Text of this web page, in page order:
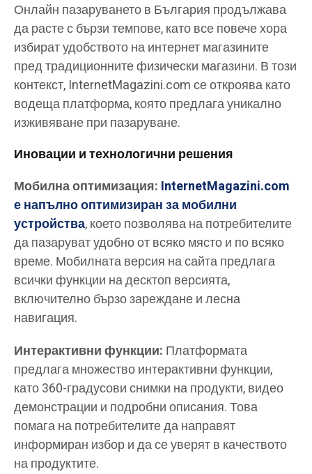
Онлайн пазаруването в България продължава
да расте с бързи темпове, като все повече хора
избират удобството на интернет магазините
пред традиционните физически магазини. В този
контекст, InternetMagazini.com се откроява като
водеща платформа, която предлага уникално
изживяване при пазаруване.
Иновации и технологични решения
Мобилна оптимизация: InternetMagazini.com
е напълно оптимизиран за мобилни
устройства, което позволява на потребителите
да пазаруват удобно от всяко място и по всяко
време. Мобилната версия на сайта предлага
всички функции на десктоп версията,
включително бързо зареждане и лесна
навигация.
Интерактивни функции: Платформата
предлага множество интерактивни функции,
като 360-градусови снимки на продукти, видео
демонстрации и подробни описания. Това
помага на потребителите да направят
информиран избор и да се уверят в качеството
на продуктите.